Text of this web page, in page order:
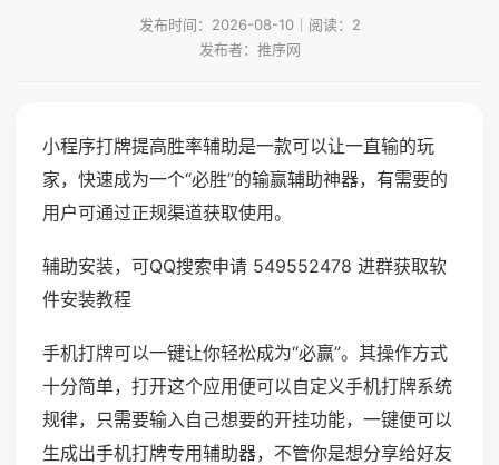
发布时间：2026-08-10｜阅读：2
发布者：推序网
小程序打牌提高胜率辅助是一款可以让一直输的玩
家，快速成为一个“必胜”的输赢辅助神器，有需要的
用户可通过正规渠道获取使用。
辅助安装，可QQ搜索申请 549552478 进群获取软
件安装教程
手机打牌可以一键让你轻松成为“必赢”。其操作方式
十分简单，打开这个应用便可以自定义手机打牌系统
规律，只需要输入自己想要的开挂功能，一键便可以
生成出手机打牌专用辅助器，不管你是想分享给好友